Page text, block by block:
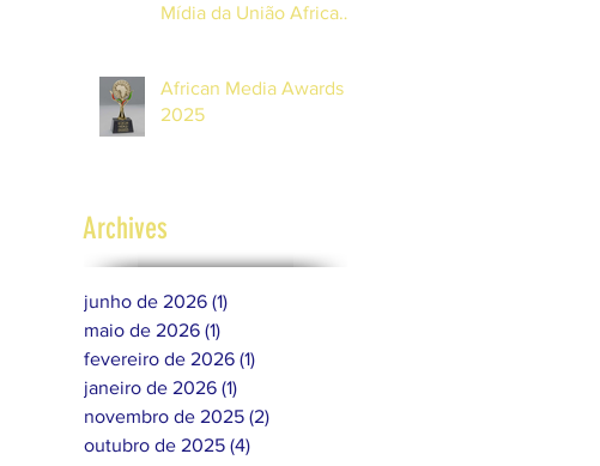
Mídia da União Africana
Maurícias
African Media Awards
2025
Archives
junho de 2026 (1)
maio de 2026 (1)
fevereiro de 2026 (1)
janeiro de 2026 (1)
novembro de 2025 (2)
outubro de 2025 (4)